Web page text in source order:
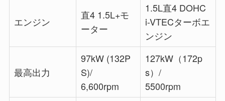
エンジン
直4 1.5L+モ
ーター
1.5L直4 DOHC
i-VTECターボエ
ンジン
最高出力
97kW (132P
S)/
6,600rpm
127kW（172p
s）/
5500rpm